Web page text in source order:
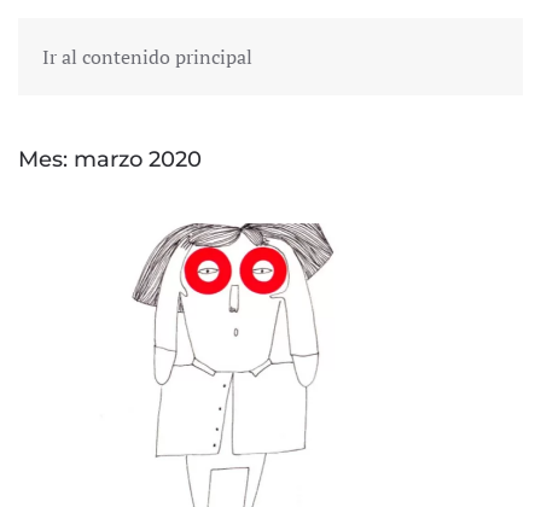
Ir al contenido principal
Mes: marzo 2020